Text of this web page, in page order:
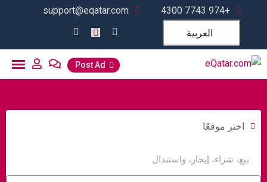
+974 7743 4300
support@eqatar.com
العربية
Post Ad
اختر موقعًا